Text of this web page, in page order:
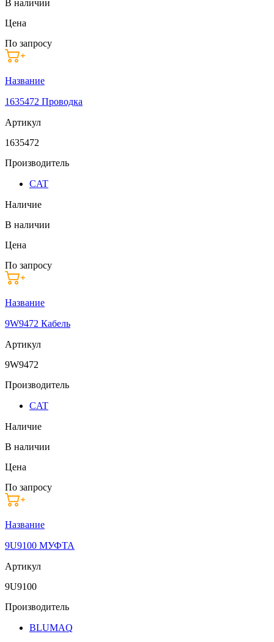
В наличии
Цена
По запросу
Название
1635472 Проводка
Артикул
1635472
Производитель
CAT
Наличие
В наличии
Цена
По запросу
Название
9W9472 Кабель
Артикул
9W9472
Производитель
CAT
Наличие
В наличии
Цена
По запросу
Название
9U9100 МУФТА
Артикул
9U9100
Производитель
BLUMAQ